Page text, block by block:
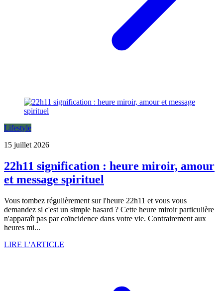
Lifestyle
15 juillet 2026
22h11 signification : heure miroir, amour
et message spirituel
Vous tombez régulièrement sur l'heure 22h11 et vous vous
demandez si c'est un simple hasard ? Cette heure miroir particulière
n'apparaît pas par coïncidence dans votre vie. Contrairement aux
heures mi...
LIRE L'ARTICLE